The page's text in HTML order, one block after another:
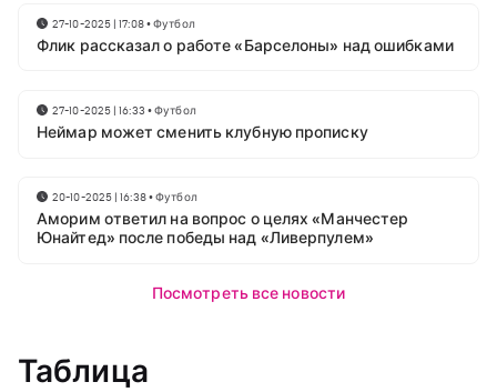
27-10-2025 | 17:08•Футбол
Флик рассказал о работе «Барселоны» над ошибками
27-10-2025 | 16:33 •Футбол
Неймар может сменить клубную прописку
20-10-2025 | 16:38•Футбол
Аморим ответил на вопрос о целях «Манчестер
Юнайтед» после победы над «Ливерпулем»
Посмотреть все новости
Таблица